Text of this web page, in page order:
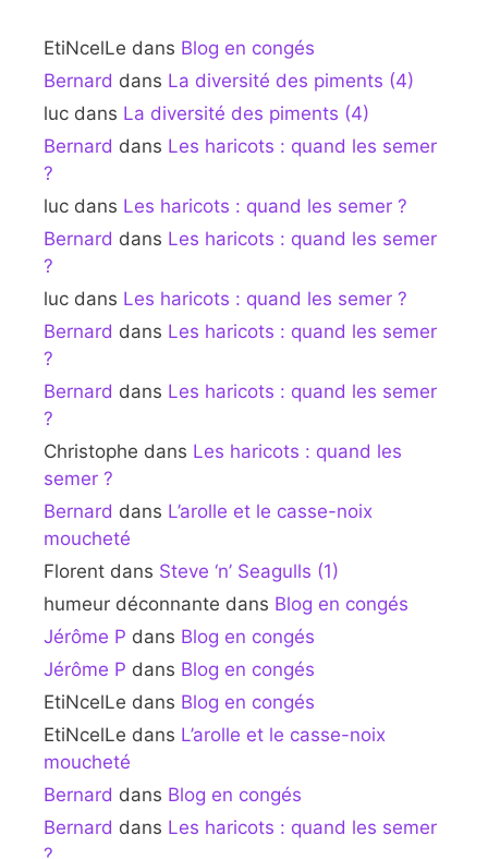
EtiNcelLe dans Blog en congés
Bernard dans La diversité des piments (4)
luc dans La diversité des piments (4)
Bernard dans Les haricots : quand les semer
?
luc dans Les haricots : quand les semer ?
Bernard dans Les haricots : quand les semer
?
luc dans Les haricots : quand les semer ?
Bernard dans Les haricots : quand les semer
?
Bernard dans Les haricots : quand les semer
?
Christophe dans Les haricots : quand les
semer ?
Bernard dans L’arolle et le casse-noix
moucheté
Florent dans Steve ‘n’ Seagulls (1)
humeur déconnante dans Blog en congés
Jérôme P dans Blog en congés
Jérôme P dans Blog en congés
EtiNcelLe dans Blog en congés
EtiNcelLe dans L’arolle et le casse-noix
moucheté
Bernard dans Blog en congés
Bernard dans Les haricots : quand les semer
?